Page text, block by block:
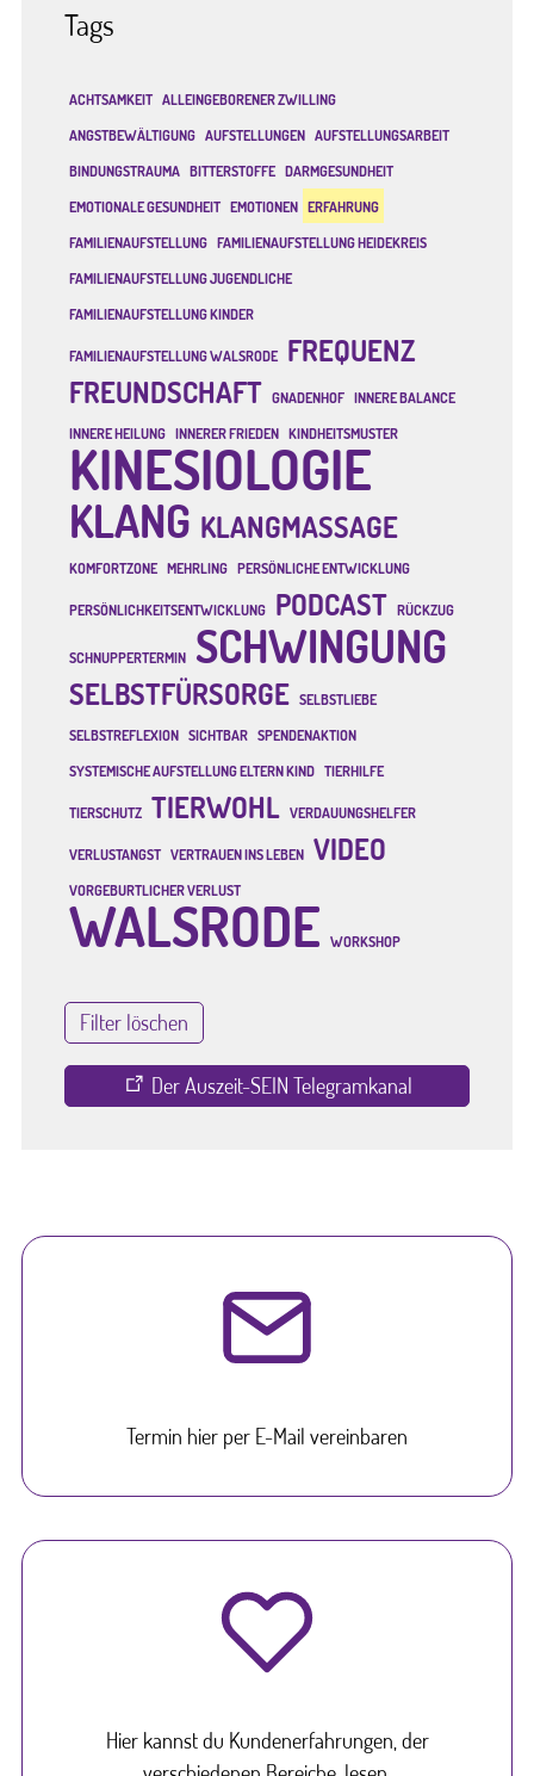
Tags
ACHTSAMKEIT ALLEINGEBORENER ZWILLING
ANGSTBEWÄLTIGUNG AUFSTELLUNGEN AUFSTELLUNGSARBEIT
BINDUNGSTRAUMA BITTERSTOFFE DARMGESUNDHEIT
EMOTIONALE GESUNDHEIT EMOTIONEN ERFAHRUNG
FAMILIENAUFSTELLUNG FAMILIENAUFSTELLUNG HEIDEKREIS
FAMILIENAUFSTELLUNG JUGENDLICHE
FAMILIENAUFSTELLUNG KINDER
FAMILIENAUFSTELLUNG WALSRODE FREQUENZ
FREUNDSCHAFT GNADENHOF INNERE BALANCE
INNERE HEILUNG INNERER FRIEDEN KINDHEITSMUSTER
KINESIOLOGIE
KLANG KLANGMASSAGE
KOMFORTZONE MEHRLING PERSÖNLICHE ENTWICKLUNG
PERSÖNLICHKEITSENTWICKLUNG PODCAST RÜCKZUG
SCHNUPPERTERMIN SCHWINGUNG
SELBSTFÜRSORGE SELBSTLIEBE
SELBSTREFLEXION SICHTBAR SPENDENAKTION
SYSTEMISCHE AUFSTELLUNG ELTERN KIND TIERHILFE
TIERSCHUTZ TIERWOHL VERDAUUNGSHELFER
VERLUSTANGST VERTRAUEN INS LEBEN VIDEO
VORGEBURTLICHER VERLUST
WALSRODE WORKSHOP
Filter löschen
Der Auszeit-SEIN Telegramkanal
Termin hier per E-Mail vereinbaren
Hier kannst du Kundenerfahrungen, der